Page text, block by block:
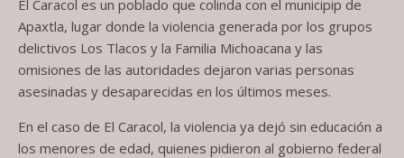
El Caracol es un poblado que colinda con el municipip de
Apaxtla, lugar donde la violencia generada por los grupos
delictivos Los Tlacos y la Familia Michoacana y las
omisiones de las autoridades dejaron varias personas
asesinadas y desaparecidas en los últimos meses.
En el caso de El Caracol, la violencia ya dejó sin educación a
los menores de edad, quienes pidieron al gobierno federal